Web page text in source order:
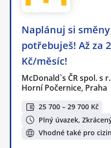
Naplánuj si
potřebuješ! Až za
Kč/měsíc!
McDonald`s ČR spol. s
Horní Počernice, Praha
25 700 – 29 700 Kč
Plný úvazek,
Vhodné také pro